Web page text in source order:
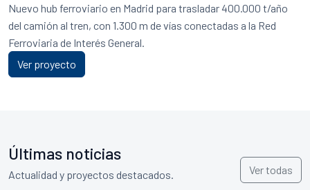
Nuevo hub ferroviario en Madrid para trasladar 400.000 t/año
del camión al tren, con 1.300 m de vías conectadas a la Red
Ferroviaria de Interés General.
Ver proyecto
Últimas noticias
Actualidad y proyectos destacados. Ver todas